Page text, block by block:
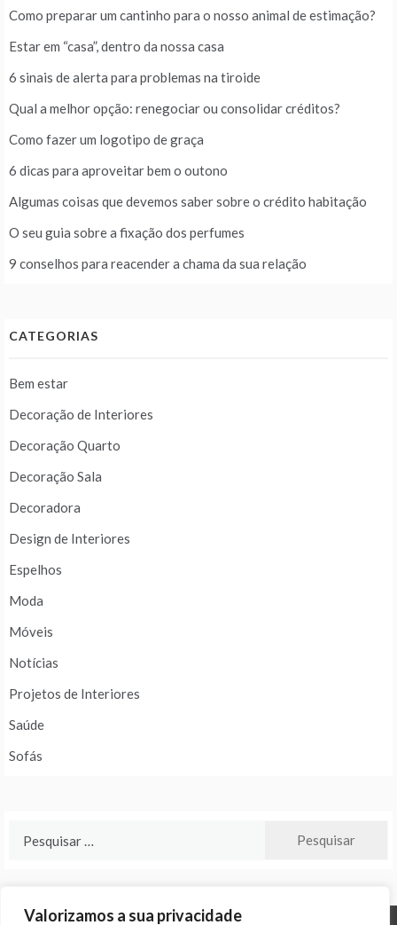
Valorizamos a sua privacidade
Como preparar um cantinho para o nosso animal de estimação?
Estar em “casa”, dentro da nossa casa
6 sinais de alerta para problemas na tiroide
Qual a melhor opção: renegociar ou consolidar créditos?
Como fazer um logotipo de graça
6 dicas para aproveitar bem o outono
Algumas coisas que devemos saber sobre o crédito habitação
O seu guia sobre a fixação dos perfumes
9 conselhos para reacender a chama da sua relação
CATEGORIAS
Bem estar
Decoração de Interiores
Decoração Quarto
Decoração Sala
Decoradora
Design de Interiores
Espelhos
Moda
Móveis
Notícias
Projetos de Interiores
Saúde
Sofás